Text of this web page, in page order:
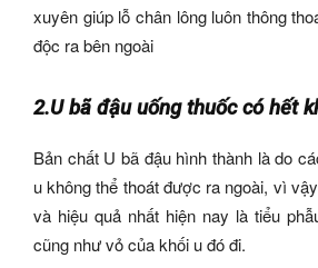
xuyên giúp lỗ chân lông luôn thông
độc ra bên ngoài
2.U bã đậu uống thuốc có hết
Bản chất U bã đậu hình thành là do
u không thể thoát được ra ngoài, vì
và hiệu quả nhất hiện nay là tiểu
cũng như vỏ của khối u đó đi.